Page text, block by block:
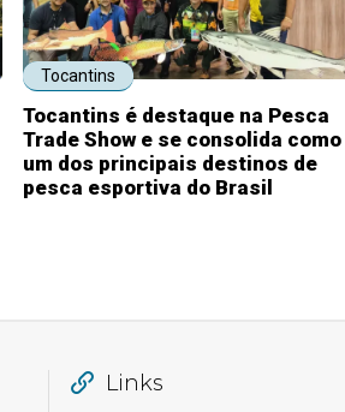
Tocantins
Tocantins é destaque na Pesca
Trade Show e se consolida como
um dos principais destinos de
pesca esportiva do Brasil
Links